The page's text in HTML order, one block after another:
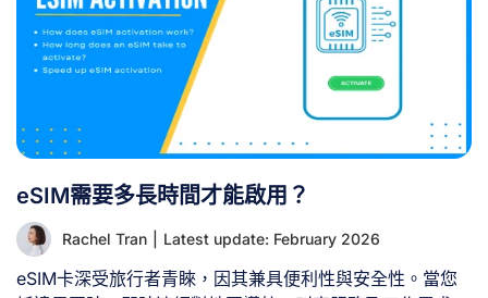
熟悉的語言說明。若行程橫跨多國，更需為每個國家購買
SIM卡，極為不便。 免SIM卡方案讓您能直奔行李提取處，
輕鬆離境。 2. 避開隱藏漫遊帳單 本土電信商的國際漫遊服
務可能每MB收費數美元。替代方案能助您避免帳單驚嚇。
3. 強化資安防護 若使用飯店或咖啡廳等場所的免費WiFi，
個人資料可能面臨安全風險。採用其他網路方案能提供更安
[...]
eSIM需要多長時間才能啟用？
Rachel Tran Latest update: February 2026
eSIM卡深受旅行者青睞，因其兼具便利性與安全性。當您